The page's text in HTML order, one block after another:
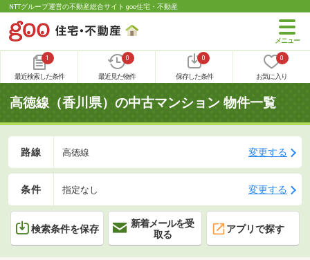
NTTグループ運営の不動産総合サイト goo住宅・不動産
1
最近検索した条件
0
最近見た物件
0
保存した条件
0
お気に入り
高徳線（香川県）の中古マンション 物件一覧
路線 高徳線 変更する
条件 指定なし 変更する
検索条件を保存
新着メールを受
取る
アプリで探す